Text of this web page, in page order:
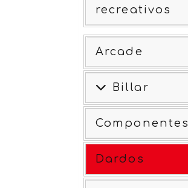
recreativos
Arcade
Billar
Componentes
Dardos